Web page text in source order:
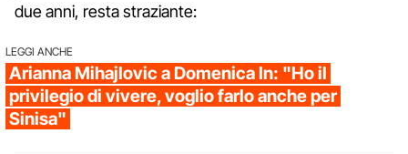
due anni, resta straziante:
LEGGI ANCHE
Arianna Mihajlovic a Domenica In: "Ho il
privilegio di vivere, voglio farlo anche per
Sinisa"